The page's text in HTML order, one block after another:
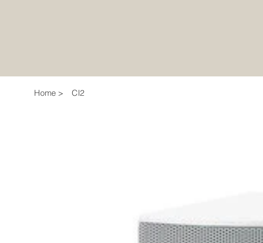
Home > CI2